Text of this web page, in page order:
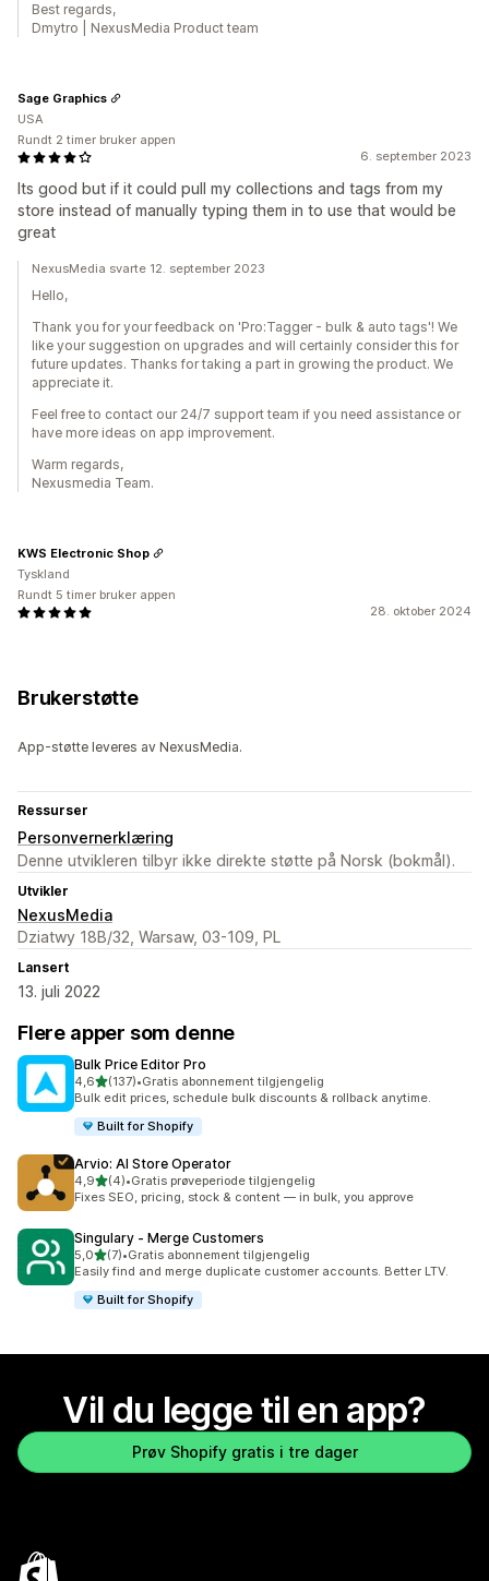
Best regards,
Dmytro | NexusMedia Product team
6. september 2023
Its good but if it could pull my collections and tags from my
store instead of manually typing them in to use that would be
great
Sage Graphics
USA
Rundt 2 timer bruker appen
NexusMedia svarte 12. september 2023
Hello,
Thank you for your feedback on 'Pro:Tagger - ​bulk & auto tags'! We
like your suggestion on upgrades and will certainly consider this for
future updates. Thanks for taking a part in growing the product. We
appreciate it.
Feel free to contact our 24/7 support team if you need assistance or
have more ideas on app improvement.
Warm regards,
Nexusmedia Team.
28. oktober 2024
KWS Electronic Shop
Tyskland
Rundt 5 timer bruker appen
Brukerstøtte
App-støtte leveres av NexusMedia.
Ressurser
Personvernerklæring
Denne utvikleren tilbyr ikke direkte støtte på Norsk (bokmål).
Utvikler
NexusMedia
Dziatwy 18B/32, Warsaw, 03-109, PL
Lansert
13. juli 2022
Flere apper som denne
Bulk Price Editor Pro
4,6av 5 stjerner
(137)
Totalt 137 omtaler
•Gratis abonnement tilgjengelig
Bulk edit prices, schedule bulk discounts & rollback anytime.
Built for Shopify
Arvio: AI Store Operator
4,9av 5 stjerner
(4)
Totalt 4 omtaler
•Gratis prøveperiode tilgjengelig
Fixes SEO, pricing, stock & content — in bulk, you approve
Singulary ‑ Merge Customers
5,0av 5 stjerner
(7)
Totalt 7 omtaler
•Gratis abonnement tilgjengelig
Easily find and merge duplicate customer accounts. Better LTV.
Built for Shopify
Vil du legge til en app?
Prøv Shopify gratis i tre dager